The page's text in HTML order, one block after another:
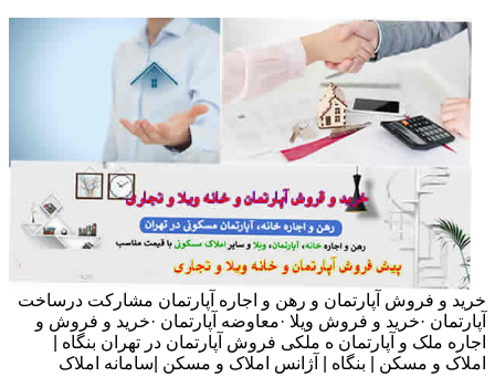
خرید و فروش آپارتمان و رهن و اجاره آپارتمان مشارکت درساخت
آپارتمان ·خرید و فروش ویلا ·معاوضه آپارتمان ·خرید و فروش و
اجاره ملک و آپارتمان ه ملکی فروش آپارتمان در تهران بنگاه |
املاک و مسکن | بنگاه | آژانس املاک و مسکن |سامانه املاک